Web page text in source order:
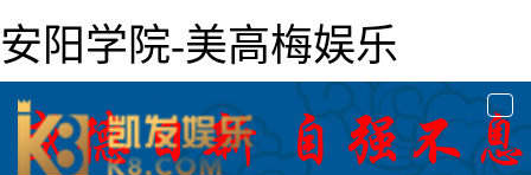
安阳学院-美高梅娱乐